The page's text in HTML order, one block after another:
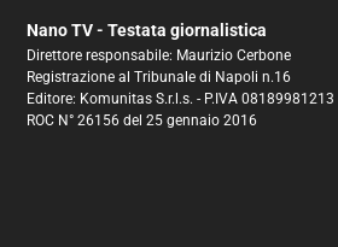
Nano TV - Testata giornalistica
Direttore responsabile: Maurizio Cerbone
Registrazione al Tribunale di Napoli n.16
Editore: Komunitas S.r.l.s. - P.IVA 08189981213
ROC N° 26156 del 25 gennaio 2016